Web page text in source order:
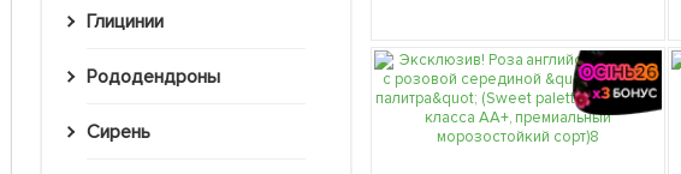
Глицинии
Рододендроны
Сирень